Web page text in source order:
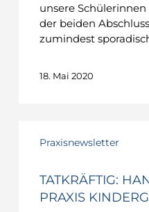
unsere
der beiden
zumindest
18. Mai 2020
Handbuch
Kindergarten
Praxisnewsletter
TATKRÄFTIG:
PRAXIS